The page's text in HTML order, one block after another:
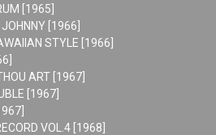
[1965]
[1966]
STYLE [1966]
ART [1967]
[1967]
VOL.4 [1968]